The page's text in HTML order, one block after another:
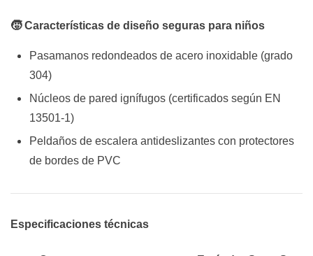
🧒 Características de diseño seguras para niños
Pasamanos redondeados de acero inoxidable (grado
304)
Núcleos de pared ignífugos (certificados según EN
13501-1)
Peldaños de escalera antideslizantes con protectores
de bordes de PVC
Especificaciones técnicas